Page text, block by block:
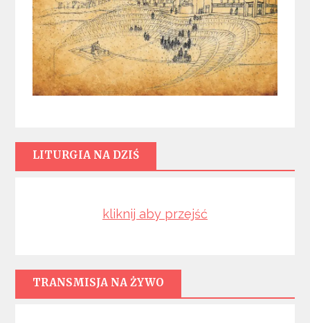
LITURGIA NA DZIŚ
kliknij aby przejść
TRANSMISJA NA ŻYWO